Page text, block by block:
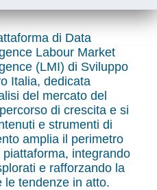
di Data
Labour Market
(LMI) di Sviluppo
Italia, dedicata
del mercato del
di crescita e si
e strumenti di
amplia il perimetro
integrando
e rafforzando la
le tendenze in atto.